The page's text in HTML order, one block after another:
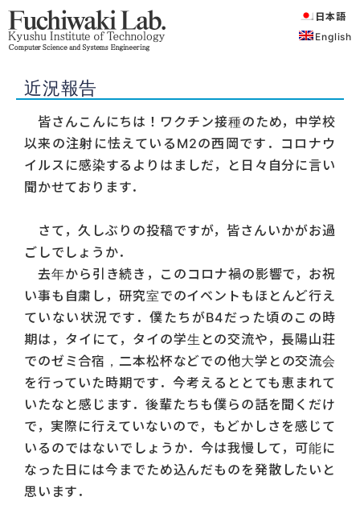
日本語
English
近況報告
皆さんこんにちは！ワクチン接種のため，中学校
以来の注射に怯えているM2の西岡です．コロナウ
イルスに感染するよりはましだ，と日々自分に言い
聞かせております．
さて，久しぶりの投稿ですが，皆さんいかがお過
ごしでしょうか．
去年から引き続き，このコロナ禍の影響で，お祝
い事も自粛し，研究室でのイベントもほとんど行え
ていない状況です．僕たちがB4だった頃のこの時
期は，タイにて，タイの学生との交流や，長陽山荘
でのゼミ合宿，二本松杯などでの他大学との交流会
を行っていた時期です．今考えるととても恵まれて
いたなと感じます．後輩たちも僕らの話を聞くだけ
で，実際に行えていないので，もどかしさを感じて
いるのではないでしょうか．今は我慢して，可能に
なった日には今までため込んだものを発散したいと
思います．